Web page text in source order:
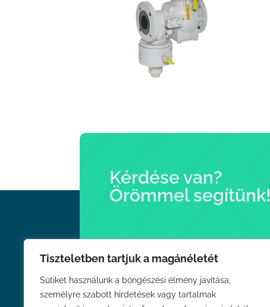
Tiszteletben tartjuk a magánéletét
Sütiket használunk a böngészési élmény javítása,
személyre szabott hirdetések vagy tartalmak
Kérdése van?
Örömmel segítünk!
Linkek